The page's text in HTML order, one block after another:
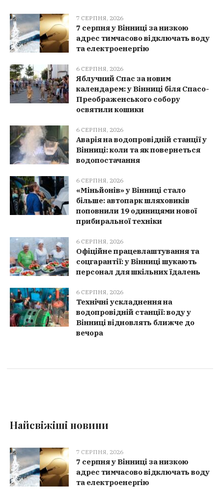
7 СЕРПНЯ, 2026
7 серпня у Вінниці за низкою
адрес тимчасово відключать воду
та електроенергію
6 СЕРПНЯ, 2026
Яблучний Спас за новим
календарем: у Вінниці біля Спасо-
Преображенського собору
освятили кошики
6 СЕРПНЯ, 2026
Аварія на водопровідній станції у
Вінниці: коли та як повернеться
водопостачання
6 СЕРПНЯ, 2026
«Міньйонів» у Вінниці стало
більше: автопарк шляховиків
поповнили 19 одиницями нової
прибиральної техніки
6 СЕРПНЯ, 2026
Офіційне працевлаштування та
соцгарантії: у Вінниці шукають
персонал для шкільних їдалень
6 СЕРПНЯ, 2026
Технічні ускладнення на
водопровідній станції: воду у
Вінниці відновлять ближче до
вечора
Найсвіжіші новини
7 СЕРПНЯ, 2026
7 серпня у Вінниці за низкою
адрес тимчасово відключать воду
та електроенергію